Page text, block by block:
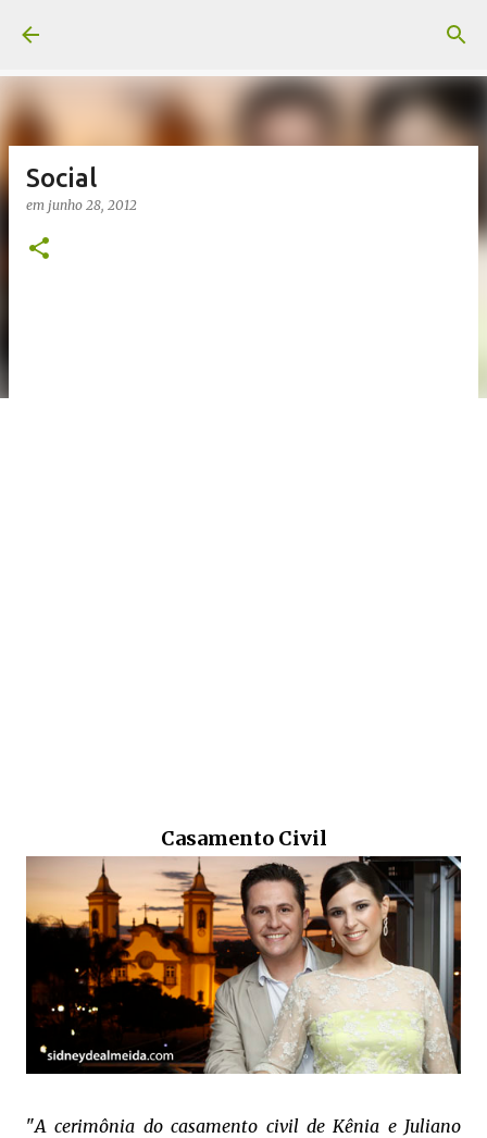
Social
em junho 28, 2012
Casamento Civil
"A cerimônia do casamento civil de Kênia e Juliano